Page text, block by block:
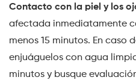
Contacto con la piel y los
afectada inmediatamente
menos 15 minutos. En caso
enjuáguelos con agua
minutos y busque